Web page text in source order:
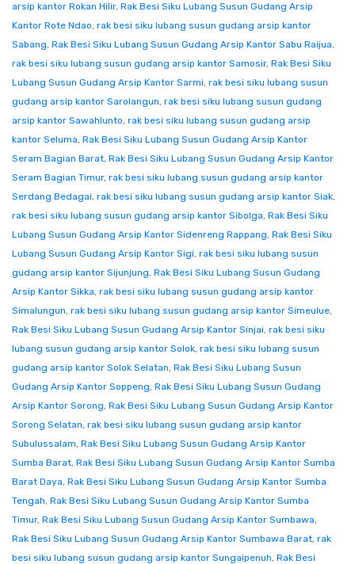
arsip kantor Rokan Hilir, Rak Besi Siku Lubang Susun Gudang Arsip
Kantor Rote Ndao, rak besi siku lubang susun gudang arsip kantor
Sabang, Rak Besi Siku Lubang Susun Gudang Arsip Kantor Sabu Raijua,
rak besi siku lubang susun gudang arsip kantor Samosir, Rak Besi Siku
Lubang Susun Gudang Arsip Kantor Sarmi, rak besi siku lubang susun
gudang arsip kantor Sarolangun, rak besi siku lubang susun gudang
arsip kantor Sawahlunto, rak besi siku lubang susun gudang arsip
kantor Seluma, Rak Besi Siku Lubang Susun Gudang Arsip Kantor
Seram Bagian Barat, Rak Besi Siku Lubang Susun Gudang Arsip Kantor
Seram Bagian Timur, rak besi siku lubang susun gudang arsip kantor
Serdang Bedagai, rak besi siku lubang susun gudang arsip kantor Siak,
rak besi siku lubang susun gudang arsip kantor Sibolga, Rak Besi Siku
Lubang Susun Gudang Arsip Kantor Sidenreng Rappang, Rak Besi Siku
Lubang Susun Gudang Arsip Kantor Sigi, rak besi siku lubang susun
gudang arsip kantor Sijunjung, Rak Besi Siku Lubang Susun Gudang
Arsip Kantor Sikka, rak besi siku lubang susun gudang arsip kantor
Simalungun, rak besi siku lubang susun gudang arsip kantor Simeulue,
Rak Besi Siku Lubang Susun Gudang Arsip Kantor Sinjai, rak besi siku
lubang susun gudang arsip kantor Solok, rak besi siku lubang susun
gudang arsip kantor Solok Selatan, Rak Besi Siku Lubang Susun
Gudang Arsip Kantor Soppeng, Rak Besi Siku Lubang Susun Gudang
Arsip Kantor Sorong, Rak Besi Siku Lubang Susun Gudang Arsip Kantor
Sorong Selatan, rak besi siku lubang susun gudang arsip kantor
Subulussalam, Rak Besi Siku Lubang Susun Gudang Arsip Kantor
Sumba Barat, Rak Besi Siku Lubang Susun Gudang Arsip Kantor Sumba
Barat Daya, Rak Besi Siku Lubang Susun Gudang Arsip Kantor Sumba
Tengah, Rak Besi Siku Lubang Susun Gudang Arsip Kantor Sumba
Timur, Rak Besi Siku Lubang Susun Gudang Arsip Kantor Sumbawa,
Rak Besi Siku Lubang Susun Gudang Arsip Kantor Sumbawa Barat, rak
besi siku lubang susun gudang arsip kantor Sungaipenuh, Rak Besi